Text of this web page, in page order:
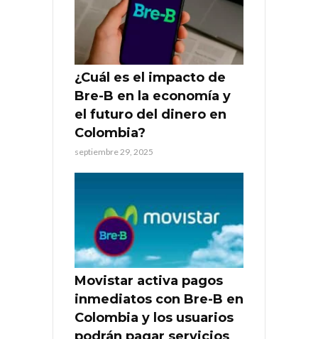
¿Cuál es el impacto de
Bre-B en la economía y
el futuro del dinero en
Colombia?
septiembre 29, 2025
Movistar activa pagos
inmediatos con Bre-B en
Colombia y los usuarios